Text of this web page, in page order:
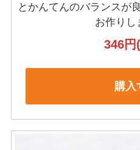
と かんてんのバランスが
お作りし
346円
購入